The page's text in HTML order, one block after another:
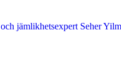
jämlikhetsexpert Seher